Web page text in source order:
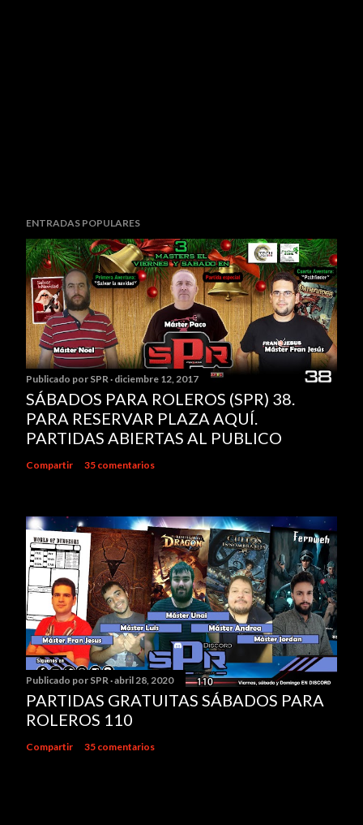
ENTRADAS POPULARES
Publicado por SPR diciembre 12, 2017
SÁBADOS PARA ROLEROS (SPR) 38.
PARA RESERVAR PLAZA AQUÍ.
PARTIDAS ABIERTAS AL PUBLICO
Compartir 35 comentarios
Publicado por SPR abril 28, 2020
PARTIDAS GRATUITAS SÁBADOS PARA
ROLEROS 110
Compartir 35 comentarios